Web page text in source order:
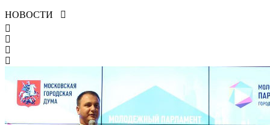
НОВОСТИ